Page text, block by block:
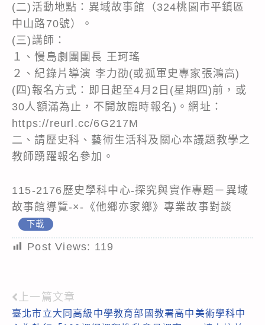
(二)活動地點：異域故事館（324桃園市平鎮區
中山路70號）。
(三)講師：
１、慢島劇團團長 王珂瑤
２、紀錄片導演 李力劭(或孤軍史專家張鴻高)
(四)報名方式：即日起至4月2日(星期四)前，或
30人額滿為止，不開放臨時報名)。網址：
https://reurl.cc/6G217M
二、請歷史科、藝術生活科及關心本議題教學之
教師踴躍報名參加。
115-2176歷史學科中心-探究與實作專題－異域
故事館導覽-×-《他鄉亦家鄉》專業故事對談
下載
Post Views: 119
Read
more
上一篇文章
臺北市立大同高級中學教育部國教署高中美術學科中